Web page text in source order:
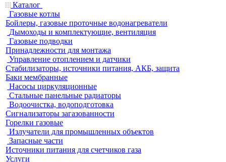
Каталог
Газовые котлы
Бойлеры, газовые проточные водонагреватели
Дымоходы и комплектующие, вентиляция
Газовые подводки
Принадлежности для монтажа
Управление отоплением и датчики
Стабилизаторы, источники питания, АКБ, защита
Баки мембранные
Насосы циркуляционные
Стальные панельные радиаторы
Водоочистка, водоподготовка
Сигнализаторы загазованности
Горелки газовые
Излучатели для промышленных объектов
Запасные части
Источники питания для счетчиков газа
Услуги